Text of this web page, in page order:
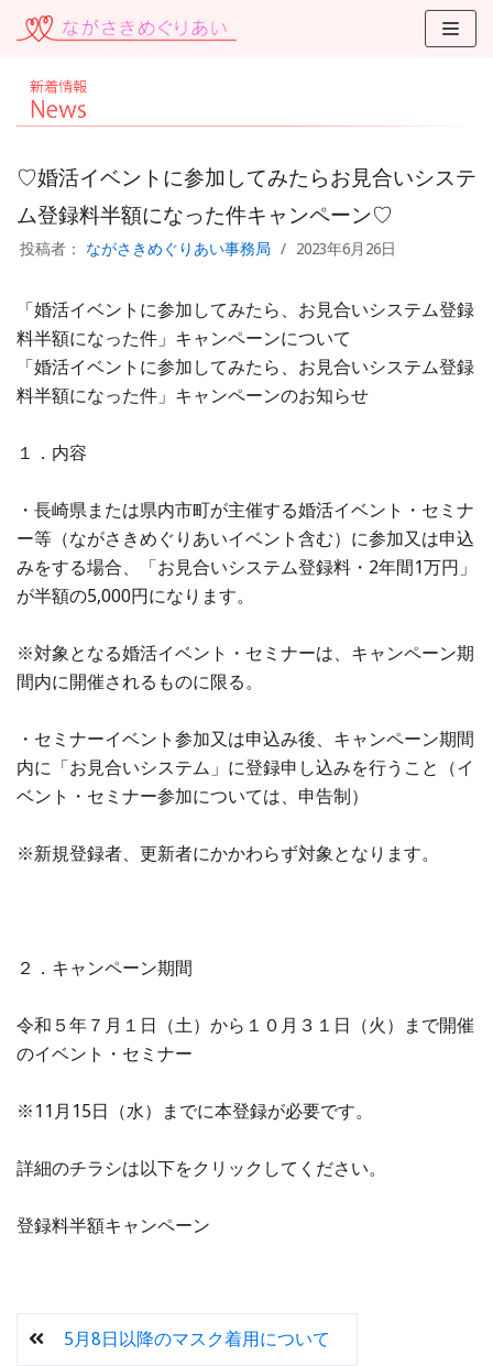
コ
テ
ン
に
キ
ッ
♡婚活イベントに参加してみたらお見合いシステ
ム登録料半額になった件キャンペーン♡
投稿者： ながさきめぐりあい事務局 2023年6月26日
「婚活イベントに参加してみたら、お見合いシステム登録
料半額になった件」キャンペーンについて
「婚活イベントに参加してみたら、お見合いシステム登録
料半額になった件」キャンペーンのお知らせ
１．内容
・長崎県または県内市町が主催する婚活イベント・セミナ
ー等（ながさきめぐりあいイベント含む）に参加又は申込
みをする場合、「お見合いシステム登録料・2年間1万円」
が半額の5,000円になります。
※対象となる婚活イベント・セミナーは、キャンペーン期
間内に開催されるものに限る。
・セミナーイベント参加又は申込み後、キャンペーン期間
内に「お見合いシステム」に登録申し込みを行うこと（イ
ベント・セミナー参加については、申告制）
※新規登録者、更新者にかかわらず対象となります。
２．キャンペーン期間
令和５年７月１日（土）から１０月３１日（火）まで開催
のイベント・セミナー
※11月15日（水）までに本登録が必要です。
詳細のチラシは以下をクリックしてください。
登録料半額キャンペーン
5月8日以降のマスク着用について